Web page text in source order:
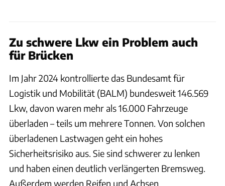
Zu schwere Lkw ein Problem auch
für Brücken
Im Jahr 2024 kontrollierte das Bundesamt für
Logistik und Mobilität (BALM) bundesweit 146.569
Lkw, davon waren mehr als 16.000 Fahrzeuge
überladen – teils um mehrere Tonnen. Von solchen
überladenen Lastwagen geht ein hohes
Sicherheitsrisiko aus. Sie sind schwerer zu lenken
und haben einen deutlich verlängerten Bremsweg.
Außerdem werden Reifen und Achsen